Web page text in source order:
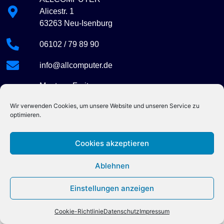
Wir verwenden Cookies, um unsere Website und unseren Service zu
optimieren.
Cookies akzeptieren
Ablehnen
Einstellungen anzeigen
Cookie-RichtlinieDatenschutzImpressum
Alicestr. 1
63263 Neu-Isenburg
06102 / 79 89 90
info@allcomputer.de
Montag - Freitag